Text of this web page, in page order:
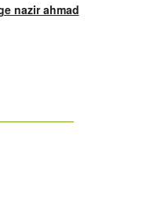
nazir ahmad